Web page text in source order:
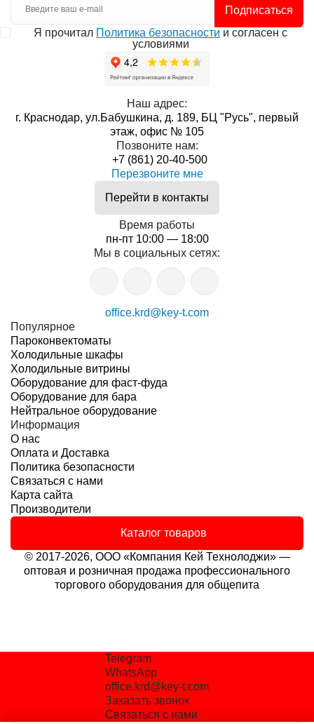
Подписаться
Я прочитал Политика безопасности и согласен с
условиями
Наш адрес:
г. Краснодар, ул.Бабушкина, д. 189, БЦ "Русь", первый
этаж, офис № 105
Позвоните нам:
+7 (861) 20-40-500
Перезвоните мне
Перейти в контакты
Время работы
пн-пт 10:00 — 18:00
Мы в социальных сетях:
office.krd@key-t.com
Популярное
Пароконвектоматы
Холодильные шкафы
Холодильные витрины
Оборудование для фаст-фуда
Оборудование для бара
Нейтральное оборудование
Информация
О нас
Оплата и Доставка
Политика безопасности
Связаться с нами
Карта сайта
Производители
Каталог товаров
© 2017-2026, ООО «Компания Кей Технолоджи» —
оптовая и розничная продажа профессионального
торгового оборудования для общепита
Telegram
WhatsApp
office.krd@key-t.com
Заказать звонок
Связаться с нами